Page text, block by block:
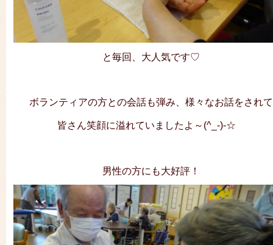
と毎回、大人気です♡
ボランティアの方との会話も弾み、様々なお話をされて
皆さん笑顔に溢れていましたよ～(^_-)-☆
男性の方にも大好評！